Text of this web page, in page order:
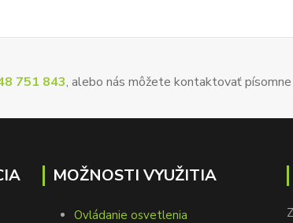
751 843, alebo nás môžete kontaktovať
MOŽNOSTI VYUŽITIA
Ovládanie osvetlenia